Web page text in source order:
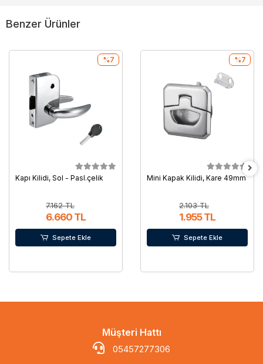
Benzer Ürünler
Kapı Kilidi, Sol - Pasl.çelik
7.162 TL
6.660 TL
%7
Sepete Ekle
Mini Kapak Kilidi, Kare 49mm
2.103 TL
1.955 TL
%7
Sepete Ekle
Müşteri Hattı
05457277306